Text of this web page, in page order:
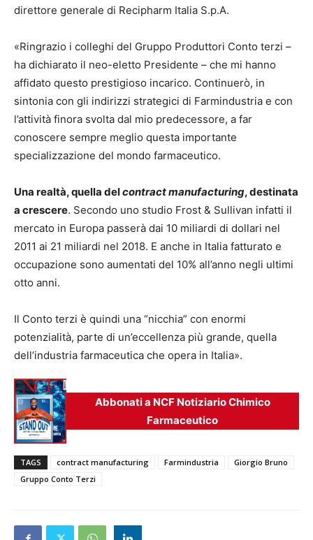
direttore generale di Recipharm Italia S.p.A.
«Ringrazio i colleghi del Gruppo Produttori Conto terzi –
ha dichiarato il neo-eletto Presidente – che mi hanno
affidato questo prestigioso incarico. Continuerò, in
sintonia con gli indirizzi strategici di Farmindustria e con
l’attività finora svolta dal mio predecessore, a far
conoscere sempre meglio questa importante
specializzazione del mondo farmaceutico.
Una realtà, quella delcontract manufacturing, destinata
a crescere. Secondo uno studio Frost & Sullivan infatti il
mercato in Europa passerà dai 10 miliardi di dollari nel
2011 ai 21 miliardi nel 2018. E anche in Italia fatturato e
occupazione sono aumentati del 10% all’anno negli ultimi
otto anni.
Il Conto terzi è quindi una “nicchia” con enormi
potenzialità, parte di un’eccellenza più grande, quella
dell’industria farmaceutica che opera in Italia».
Abbonati a NCF Notiziario Chimico
Farmaceutico
TAGS contract manufacturing Farmindustria
Giorgio Bruno
Gruppo Conto Terzi